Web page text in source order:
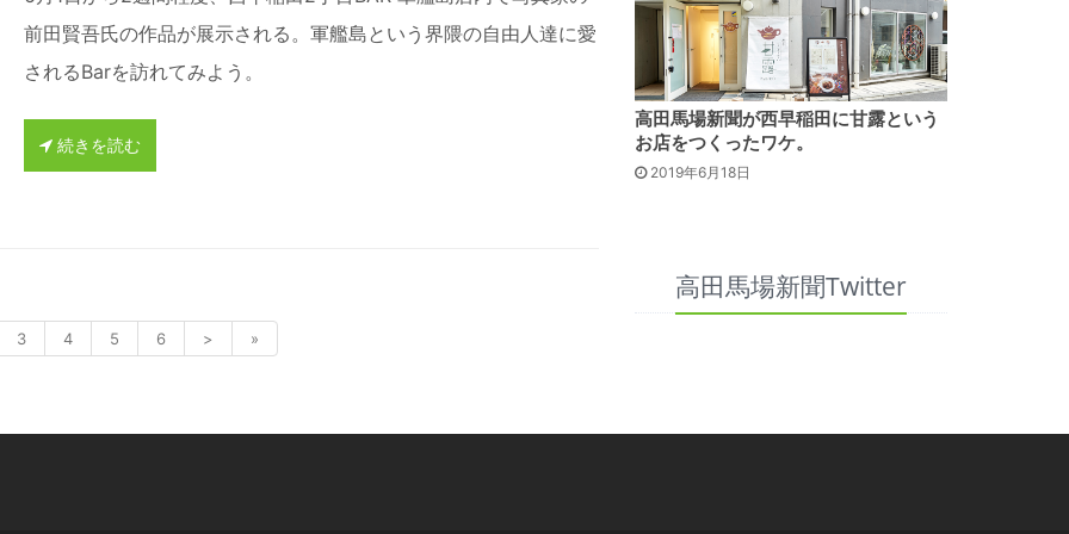
前田賢吾氏の作品が展示される。軍艦島という界隈の自由人達に愛
されるBarを訪れてみよう。
続きを読む
3 4 5 6 > »
高田馬場新聞が西早稲田に甘露という
お店をつくったワケ。
2019年6月18日
高田馬場新聞Twitter